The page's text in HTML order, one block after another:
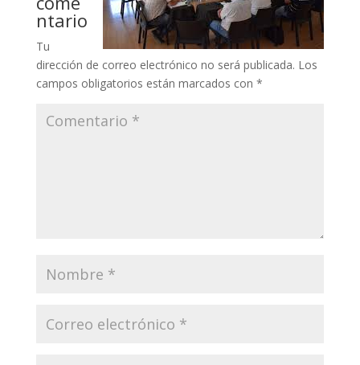
ntario
Tu
dirección de correo electrónico no será publicada. Los
campos obligatorios están marcados con *